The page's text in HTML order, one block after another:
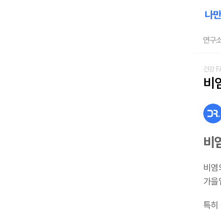
연구
건강
비
비
비염
가을
특히